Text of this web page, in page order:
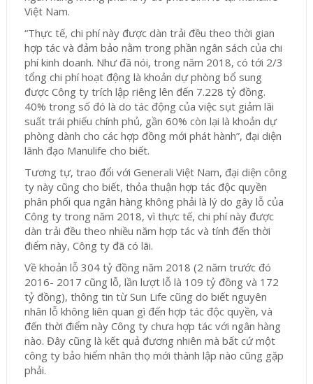
Việt Nam.
“Thực tế, chi phí này được dàn trải đều theo thời gian
hợp tác và đảm bảo nằm trong phần ngân sách của chi
phí kinh doanh. Như đã nói, trong năm 2018, có tới 2/3
tổng chi phí hoạt động là khoản dự phòng bổ sung
được Công ty trích lập riêng lên đến 7.228 tỷ đồng.
40% trong số đó là do tác động của việc sụt giảm lãi
suất trái phiếu chính phủ, gần 60% còn lại là khoản dự
phòng dành cho các hợp đồng mới phát hành”, đại diện
lãnh đạo Manulife cho biết.
Tương tự, trao đổi với Generali Việt Nam, đại diện công
ty này cũng cho biết, thỏa thuận hợp tác độc quyền
phân phối qua ngân hàng không phải là lý do gây lỗ của
Công ty trong năm 2018, vì thực tế, chi phí này được
dàn trải đều theo nhiều năm hợp tác và tính đến thời
điểm này, Công ty đã có lãi.
Về khoản lỗ 304 tỷ đồng năm 2018 (2 năm trước đó
2016- 2017 cũng lỗ, lần lượt lỗ là 109 tỷ đồng và 172
tỷ đồng), thông tin từ Sun Life cũng do biết nguyên
nhân lỗ không liên quan gì đến hợp tác độc quyền, và
đến thời điểm này Công ty chưa hợp tác với ngân hàng
nào. Đây cũng là kết quả đương nhiên mà bất cứ một
công ty bảo hiểm nhân thọ mới thành lập nào cũng gặp
phải.